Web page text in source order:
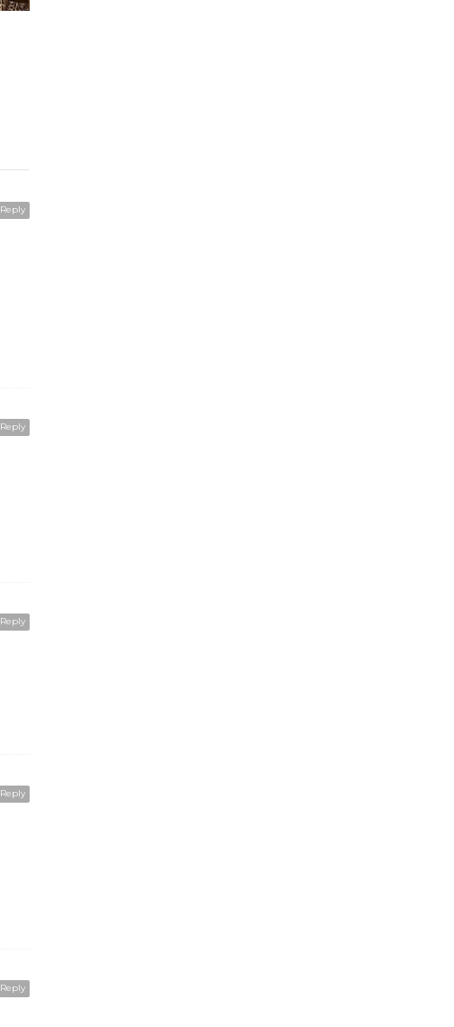
Reply
Reply
Reply
Reply
Reply